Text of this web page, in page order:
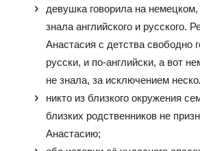
девушка говорила на
знала английского и русского.
Анастасия с детства свободно
русски, и по-английски, а вот
не знала, за исключением
никто из близкого окружения
близких родственников не
Анастасию;